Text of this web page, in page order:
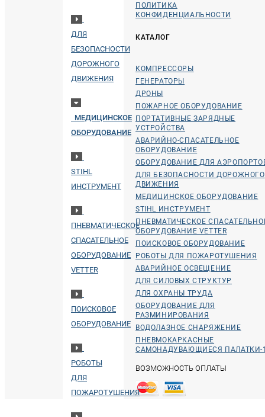
ДЛЯ
БЕЗОПАСНОСТИ
ДОРОЖНОГО
ДВИЖЕНИЯ
МЕДИЦИНСКОЕ
ОБОРУДОВАНИЕ
STIHL
ИНСТРУМЕНТ
ПНЕВМАТИЧЕСКОЕ
СПАСАТЕЛЬНОЕ
ОБОРУДОВАНИЕ
VETTER
ПОИСКОВОЕ
ОБОРУДОВАНИЕ
РОБОТЫ
ДЛЯ
ПОЖАРОТУШЕНИЯ
ПОЛИТИКА
КОНФИДЕНЦИАЛЬНОСТИ
КАТАЛОГ
КОМПРЕССОРЫ
ГЕНЕРАТОРЫ
ДРОНЫ
ПОЖАРНОЕ ОБОРУДОВАНИЕ
ПОРТАТИВНЫЕ ЗАРЯДНЫЕ
УСТРОЙСТВА
АВАРИЙНО-СПАСАТЕЛЬНОЕ
ОБОРУДОВАНИЕ
ОБОРУДОВАНИЕ ДЛЯ
ДЛЯ БЕЗОПАСНОСТИ ДОРОЖНОГО
ДВИЖЕНИЯ
МЕДИЦИНСКОЕ ОБОРУДОВАНИЕ
STIHL ИНСТРУМЕНТ
ПНЕВМАТИЧЕСКОЕ
ОБОРУДОВАНИЕ VETTER
ПОИСКОВОЕ ОБОРУДОВАНИЕ
РОБОТЫ ДЛЯ ПОЖАРОТУШЕНИЯ
АВАРИЙНОЕ ОСВЕЩЕНИЕ
ДЛЯ СИЛОВЫХ СТРУКТУР
ДЛЯ ОХРАНЫ ТРУДА
ОБОРУДОВАНИЕ ДЛЯ
РАЗМИНИРОВАНИЯ
ВОДОЛАЗНОЕ СНАРЯЖЕНИЕ
ПНЕВМОКАРКАСНЫЕ
САМОНАДУВАЮЩИЕСЯ ПАЛАТКИ-
ВОЗМОЖНОСТЬ ОПЛАТЫ